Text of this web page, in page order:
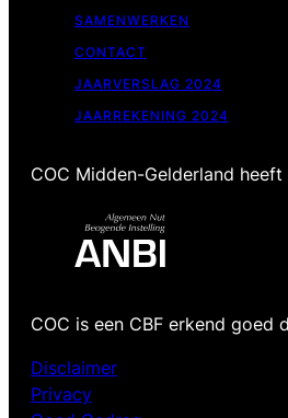
SAMENWERKEN
CONTACT
JAARVERSLAG 2024
JAARREKENING 2024
COC Midden-Gelderland heeft
COC is een CBF erkend goed
Disclaimer
Privacy